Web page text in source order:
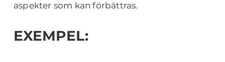
aspekter som kan förbättras.
EXEMPEL: